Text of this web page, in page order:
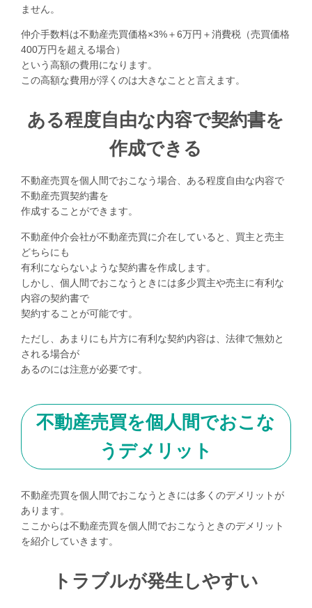
ません。
仲介手数料は不動産売買価格×3%＋6万円＋消費税（売買価格
400万円を超える場合）
という高額の費用になります。
この高額な費用が浮くのは大きなことと言えます。
ある程度自由な内容で契約書を
作成できる
不動産売買を個人間でおこなう場合、ある程度自由な内容で
不動産売買契約書を
作成することができます。
不動産仲介会社が不動産売買に介在していると、買主と売主
どちらにも
有利にならないような契約書を作成します。
しかし、個人間でおこなうときには多少買主や売主に有利な
内容の契約書で
契約することが可能です。
ただし、あまりにも片方に有利な契約内容は、法律で無効と
される場合が
あるのには注意が必要です。
不動産売買を個人間でおこな
うデメリット
不動産売買を個人間でおこなうときには多くのデメリットが
あります。
ここからは不動産売買を個人間でおこなうときのデメリット
を紹介していきます。
トラブルが発生しやすい